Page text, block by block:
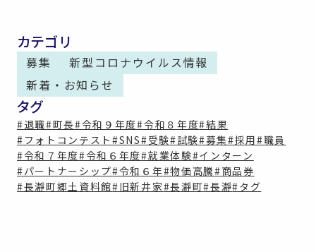
カテゴリ
募集
新型コロナウイルス情報
新着・お知らせ
タグ
#退職#町長#令和９年度#令和８年度#結果
#フォトコンテスト#SNS#受験#試験#募集#採用#職員
#令和７年度#令和６年度#就業体験#インターン
#パートナーシップ#令和６年#物価高騰#商品券
#長瀞町郷土資料館#旧新井家#長瀞町#長瀞#タグ